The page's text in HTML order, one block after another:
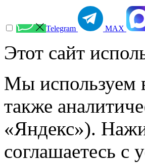
Telegram МАХ
Этот сайт
Мы используем
также
«Яндекс»).
соглашаетесь с